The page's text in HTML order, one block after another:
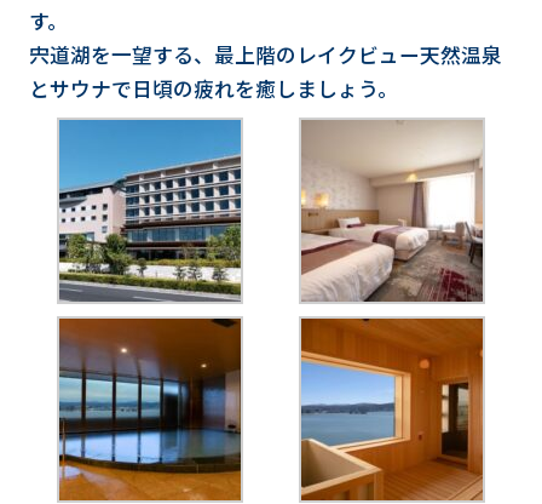
す。
宍道湖を一望する、最上階のレイクビュー天然温泉
とサウナで日頃の疲れを癒しましょう。